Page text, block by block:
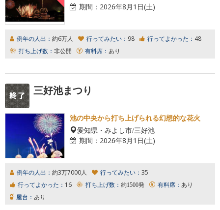
期間： 2026年8月1日(土)
例年の人出： 約6万人 行ってみたい： 98 行ってよかった： 48
打ち上げ数： 非公開 有料席： あり
三好池まつり
池の中央から打ち上げられる幻想的な花火
愛知県・みよし市/三好池
期間： 2026年8月1日(土)
例年の人出： 約3万7000人 行ってみたい： 35
行ってよかった： 16 打ち上げ数： 約1500発 有料席： あり
屋台： あり